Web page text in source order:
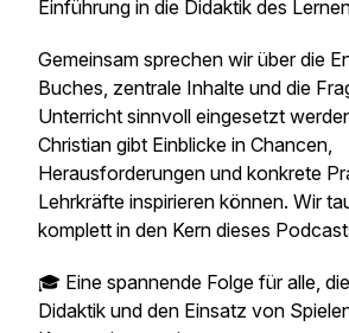
Einführung in die Didaktik des
Gemeinsam sprechen wir über die
Buches, zentrale Inhalte und die
Unterricht sinnvoll eingesetzt
Christian gibt Einblicke in Chancen,
Herausforderungen und konkrete
Lehrkräfte inspirieren können. Wir
komplett in den Kern dieses
🎓 Eine spannende Folge für alle,
Didaktik und den Einsatz von